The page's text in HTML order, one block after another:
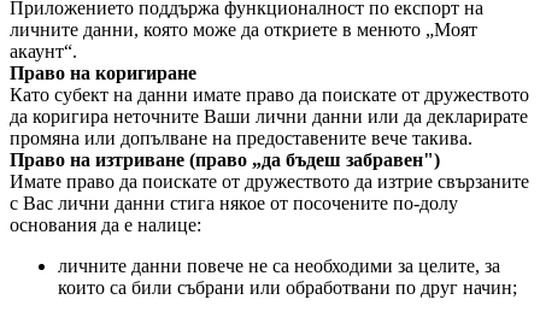
Приложението поддържа функционалност по експорт на
личните данни, която може да откриете в менюто „Моят
акаунт“.
Право на коригиране
Като субект на данни имате право да поискате от дружеството
да коригира неточните Ваши лични данни или да декларирате
промяна или допълване на предоставените вече такива.
Право на изтриване (право „да бъдеш забравен")
Имате право да поискате от дружеството да изтрие свързаните
с Вас лични данни стига някое от посочените по-долу
основания да е налице:
личните данни повече не са необходими за целите, за
които са били събрани или обработвани по друг начин;